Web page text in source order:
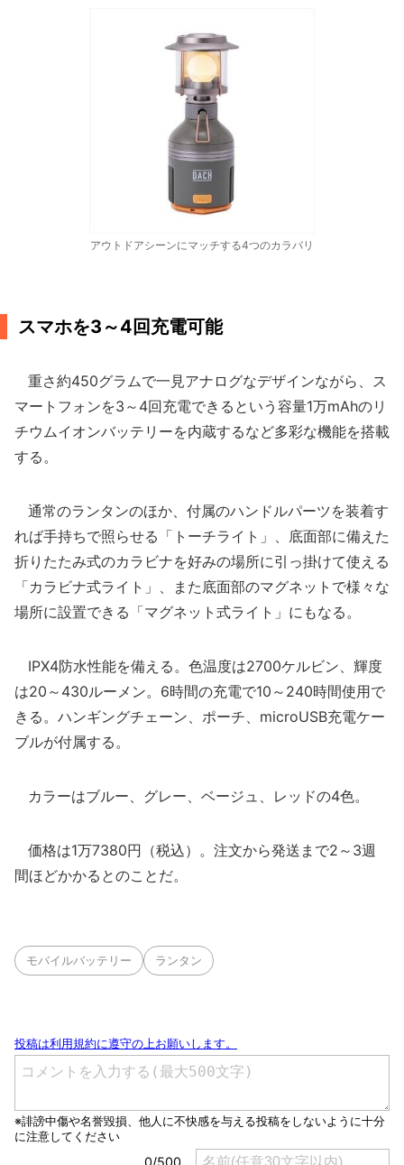
アウトドアシーンにマッチする4つのカラバリ
スマホを3～4回充電可能
重さ約450グラムで一見アナログなデザインながら、ス
マートフォンを3～4回充電できるという容量1万mAhのリ
チウムイオンバッテリーを内蔵するなど多彩な機能を搭載
する。
通常のランタンのほか、付属のハンドルパーツを装着す
れば手持ちで照らせる「トーチライト」、底面部に備えた
折りたたみ式のカラビナを好みの場所に引っ掛けて使える
「カラビナ式ライト」、また底面部のマグネットで様々な
場所に設置できる「マグネット式ライト」にもなる。
IPX4防水性能を備える。色温度は2700ケルビン、輝度
は20～430ルーメン。6時間の充電で10～240時間使用で
きる。ハンギングチェーン、ポーチ、microUSB充電ケー
ブルが付属する。
カラーはブルー、グレー、ベージュ、レッドの4色。
価格は1万7380円（税込）。注文から発送まで2～3週
間ほどかかるとのことだ。
モバイルバッテリー ランタン